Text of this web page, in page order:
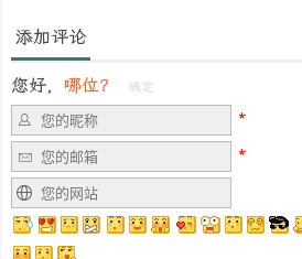
添加评论
您好， 哪位？ 确定